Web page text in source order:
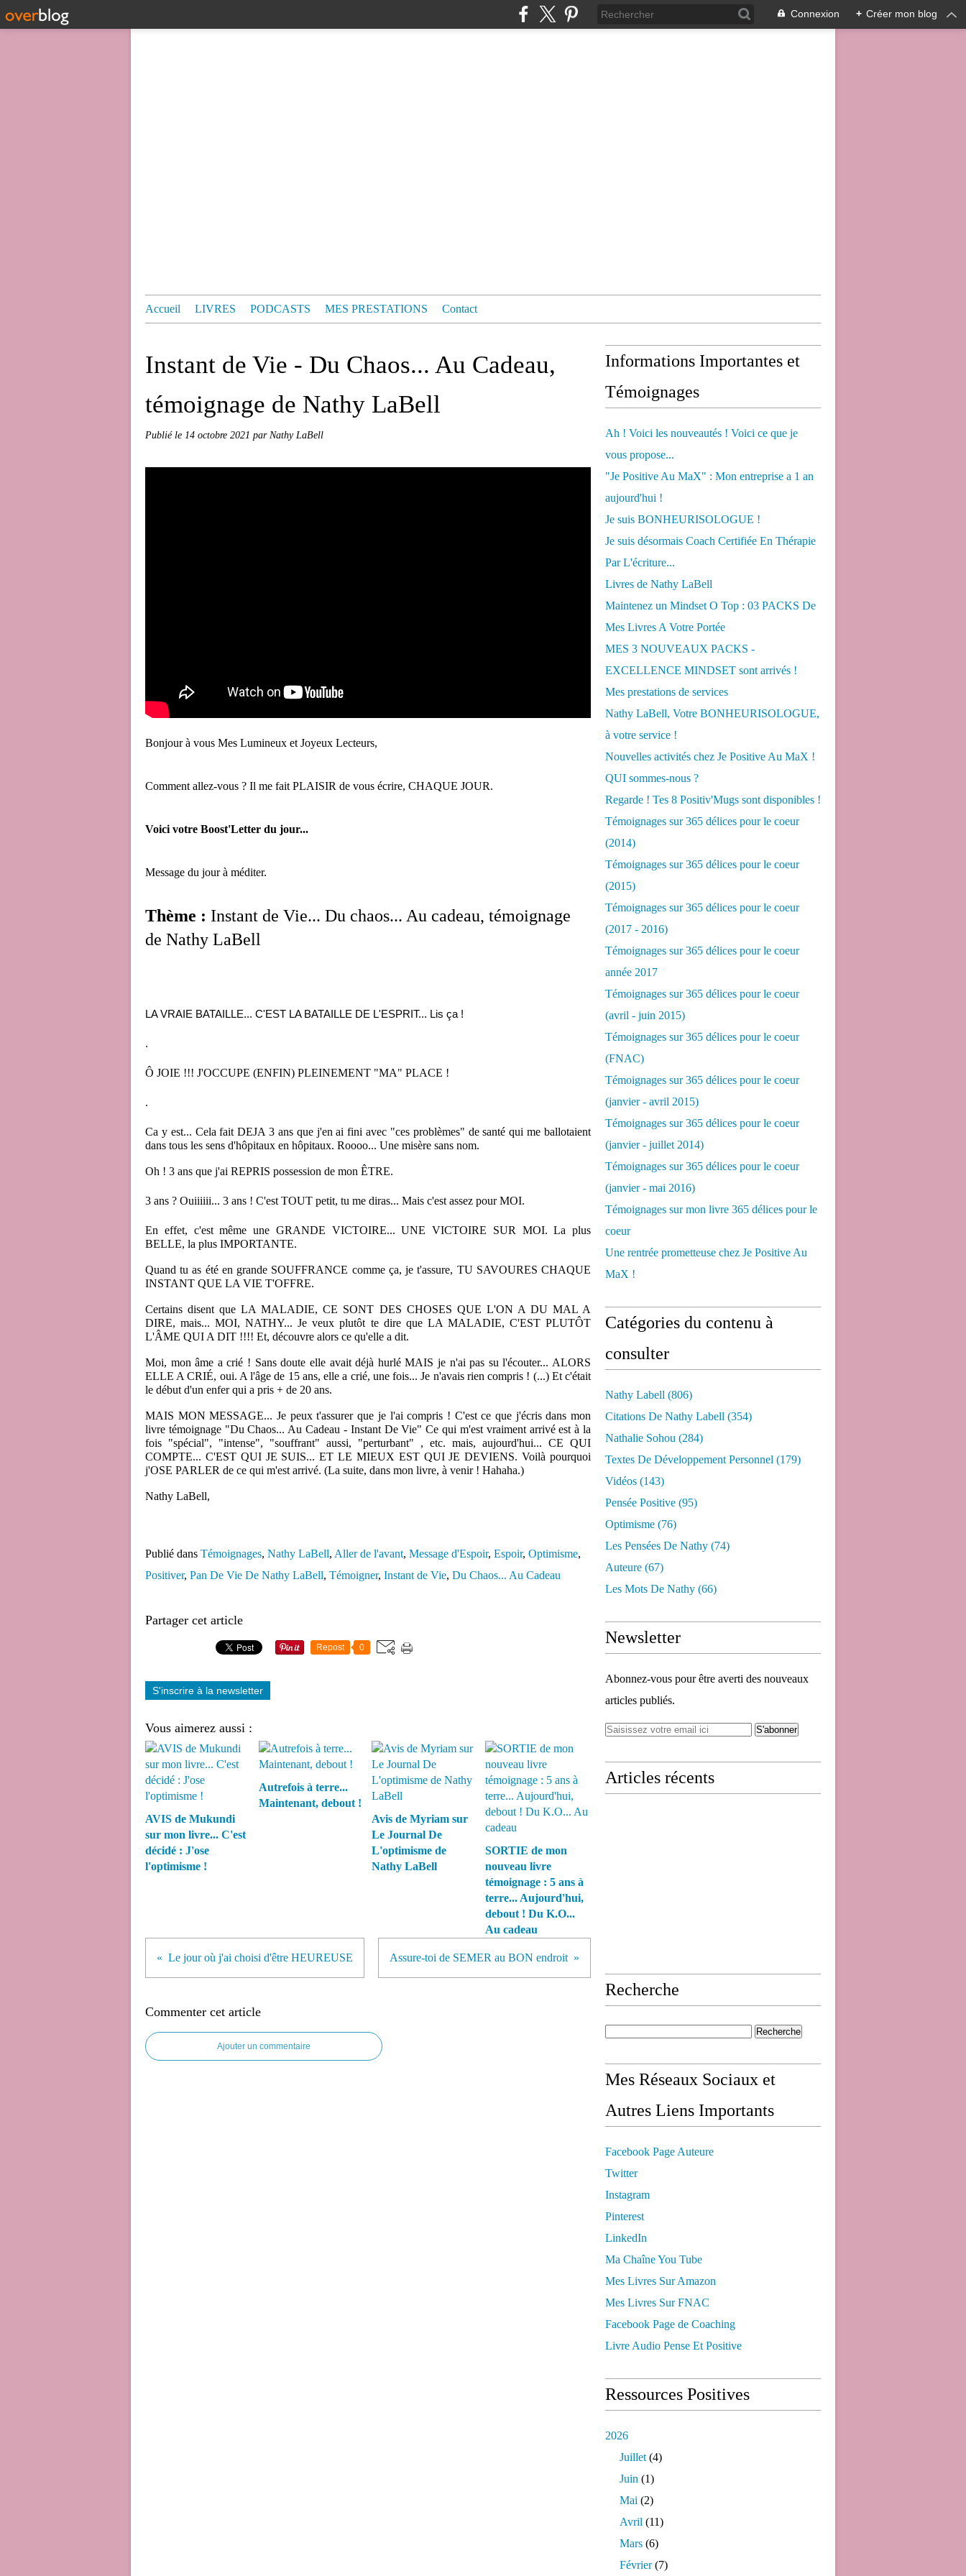
Connexion + Créer mon blog
Accueil LIVRES PODCASTS MES PRESTATIONS Contact
Instant de Vie - Du Chaos... Au Cadeau,
témoignage de Nathy LaBell
Publié le 14 octobre 2021 par Nathy LaBell
Bonjour à vous Mes Lumineux et Joyeux Lecteurs,
Comment allez-vous ? Il me fait PLAISIR de vous écrire, CHAQUE JOUR.
Voici votre Boost'Letter du jour...
Message du jour à méditer.
Thème : Instant de Vie... Du chaos... Au cadeau, témoignage
de Nathy LaBell
LA VRAIE BATAILLE... C'EST LA BATAILLE DE L'ESPRIT... Lis ça !
.
Ô JOIE !!! J'OCCUPE (ENFIN) PLEINEMENT "MA" PLACE !
.
Ca y est... Cela fait DEJA 3 ans que j'en ai fini avec "ces problèmes" de santé qui me ballotaient
dans tous les sens d'hôpitaux en hôpitaux. Roooo... Une misère sans nom.
Oh ! 3 ans que j'ai REPRIS possession de mon ÊTRE.
3 ans ? Ouiiiiii... 3 ans ! C'est TOUT petit, tu me diras... Mais c'est assez pour MOI.
En effet, c'est même une GRANDE VICTOIRE... UNE VICTOIRE SUR MOI. La plus
BELLE, la plus IMPORTANTE.
Quand tu as été en grande SOUFFRANCE comme ça, je t'assure, TU SAVOURES CHAQUE
INSTANT QUE LA VIE T'OFFRE.
Certains disent que LA MALADIE, CE SONT DES CHOSES QUE L'ON A DU MAL A
DIRE, mais... MOI, NATHY... Je veux plutôt te dire que LA MALADIE, C'EST PLUTÔT
L'ÂME QUI A DIT !!!! Et, découvre alors ce qu'elle a dit.
Moi, mon âme a crié ! Sans doute elle avait déjà hurlé MAIS je n'ai pas su l'écouter... ALORS
ELLE A CRIÉ, oui. A l'âge de 15 ans, elle a crié, une fois... Je n'avais rien compris ! (...) Et c'était
le début d'un enfer qui a pris + de 20 ans.
MAIS MON MESSAGE... Je peux t'assurer que je l'ai compris ! C'est ce que j'écris dans mon
livre témoignage "Du Chaos... Au Cadeau - Instant De Vie" Ce qui m'est vraiment arrivé est à la
fois "spécial", "intense", "souffrant" aussi, "perturbant" , etc. mais, aujourd'hui... CE QUI
COMPTE... C'EST QUI JE SUIS... ET LE MIEUX EST QUI JE DEVIENS. Voilà pourquoi
j'OSE PARLER de ce qui m'est arrivé. (La suite, dans mon livre, à venir ! Hahaha.)
Nathy LaBell,
Publié dans Témoignages, Nathy LaBell, Aller de l'avant, Message d'Espoir, Espoir, Optimisme,
Positiver, Pan De Vie De Nathy LaBell, Témoigner, Instant de Vie, Du Chaos... Au Cadeau
Partager cet article
Repost 0
S'inscrire à la newsletter
Vous aimerez aussi :
AVIS de Mukundi
sur mon livre... C'est
décidé : J'ose
l'optimisme !
Autrefois à terre...
Maintenant, debout !
Avis de Myriam sur
Le Journal De
L'optimisme de
Nathy LaBell
SORTIE de mon
nouveau livre
témoignage : 5 ans à
terre... Aujourd'hui,
debout ! Du K.O...
Au cadeau
Le jour où j'ai choisi d'être HEUREUSE Assure-toi de SEMER au BON endroit
Commenter cet article
Ajouter un commentaire
Informations Importantes et
Témoignages
Ah ! Voici les nouveautés ! Voici ce que je
vous propose...
"Je Positive Au MaX" : Mon entreprise a 1 an
aujourd'hui !
Je suis BONHEURISOLOGUE !
Je suis désormais Coach Certifiée En Thérapie
Par L'écriture...
Livres de Nathy LaBell
Maintenez un Mindset O Top : 03 PACKS De
Mes Livres A Votre Portée
MES 3 NOUVEAUX PACKS -
EXCELLENCE MINDSET sont arrivés !
Mes prestations de services
Nathy LaBell, Votre BONHEURISOLOGUE,
à votre service !
Nouvelles activités chez Je Positive Au MaX !
QUI sommes-nous ?
Regarde ! Tes 8 Positiv'Mugs sont disponibles !
Témoignages sur 365 délices pour le coeur
(2014)
Témoignages sur 365 délices pour le coeur
(2015)
Témoignages sur 365 délices pour le coeur
(2017 - 2016)
Témoignages sur 365 délices pour le coeur
année 2017
Témoignages sur 365 délices pour le coeur
(avril - juin 2015)
Témoignages sur 365 délices pour le coeur
(FNAC)
Témoignages sur 365 délices pour le coeur
(janvier - avril 2015)
Témoignages sur 365 délices pour le coeur
(janvier - juillet 2014)
Témoignages sur 365 délices pour le coeur
(janvier - mai 2016)
Témoignages sur mon livre 365 délices pour le
coeur
Une rentrée prometteuse chez Je Positive Au
MaX !
Catégories du contenu à
consulter
Nathy Labell (806)
Citations De Nathy Labell (354)
Nathalie Sohou (284)
Textes De Développement Personnel (179)
Vidéos (143)
Pensée Positive (95)
Optimisme (76)
Les Pensées De Nathy (74)
Auteure (67)
Les Mots De Nathy (66)
Newsletter
Abonnez-vous pour être averti des nouveaux
articles publiés.
Articles récents
Recherche
Mes Réseaux Sociaux et
Autres Liens Importants
Facebook Page Auteure
Twitter
Instagram
Pinterest
LinkedIn
Ma Chaîne You Tube
Mes Livres Sur Amazon
Mes Livres Sur FNAC
Facebook Page de Coaching
Livre Audio Pense Et Positive
Ressources Positives
2026
Juillet (4)
Juin (1)
Mai (2)
Avril (11)
Mars (6)
Février(7)